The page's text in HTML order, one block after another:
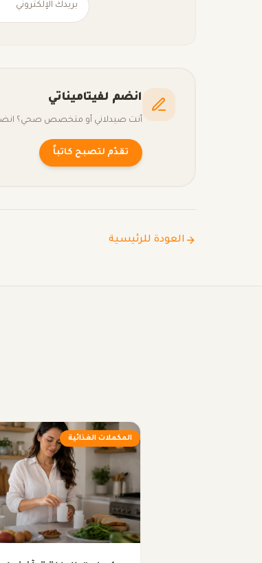
انضم لفيتاميناتي
أنت صيدلاني أو متخصص صحي؟ انضم
تقدّم لتصبح كاتباً
العودة للرئيسية
المكملات الغذائية